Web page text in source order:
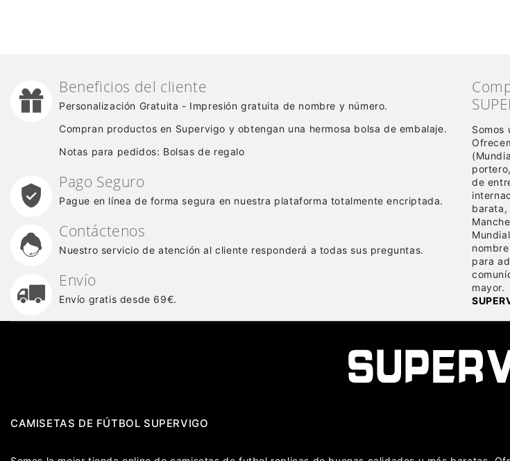
Beneficios del cliente
Personalización Gratuita - Impresión gratuita de nombre y número.
Compran productos en Supervigo y obtengan una hermosa bolsa de embalaje.
Notas para pedidos: Bolsas de regalo
Pago Seguro
Pague en línea de forma segura en nuestra plataforma totalmente encriptada.
Contáctenos
Nuestro servicio de atención al cliente responderá a todas sus preguntas.
Envío
Envío gratis desde 69€.
Somos
de
barata,
para
mayor.
CAMISETAS DE FÚTBOL SUPERVIGO